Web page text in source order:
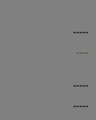
-----
----
-----
-----